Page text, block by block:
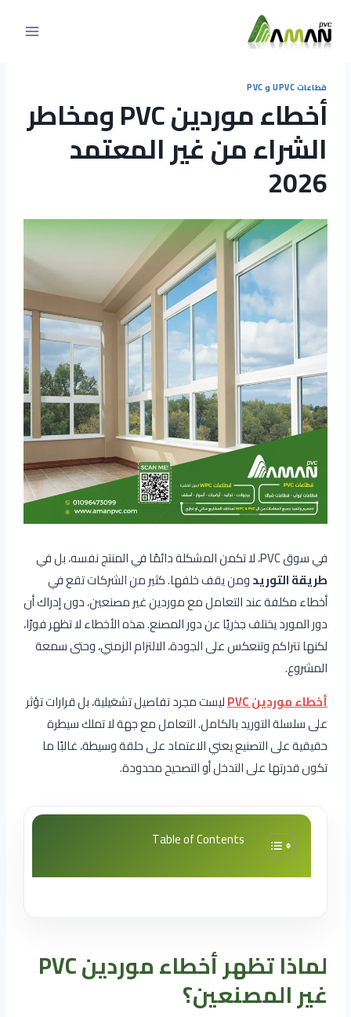
المحتوى
قطاعات UPVC و PVC
أخطاء موردين PVC ومخاطر
الشراء من غير المعتمد
2026
في سوق PVC، لا تكمن المشكلة دائمًا في المنتج نفسه، بل في
طريقة التوريدومن يقف خلفها. كثير من الشركات تقع في
أخطاء مكلفة عند التعامل مع موردين غير مصنعين، دون إدراك أن
دور المورد يختلف جذريًا عن دور المصنع. هذه الأخطاء لا تظهر فورًا،
لكنها تتراكم وتنعكس على الجودة، الالتزام الزمني، وحتى سمعة
المشروع.
أخطاء موردين PVC
ليست مجرد تفاصيل تشغيلية، بل قرارات تؤثر
على سلسلة التوريد بالكامل. التعامل مع جهة لا تملك سيطرة
حقيقية على التصنيع يعني الاعتماد على حلقة وسيطة، غالبًا ما
تكون قدرتها على التدخل أو التصحيح محدودة.
Table of Contents
لماذا تظهر أخطاء موردين PVC
غير المصنعين؟